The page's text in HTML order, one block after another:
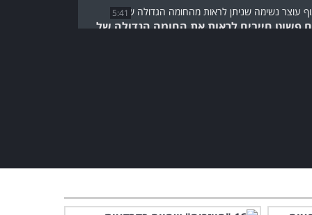
5:41
פשוט חייבים לראות את החומה הגדולה של